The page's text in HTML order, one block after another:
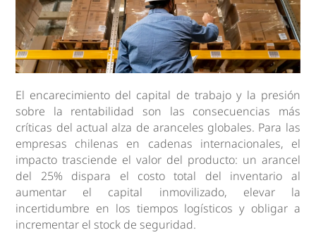
El encarecimiento del capital de trabajo y la presión
sobre la rentabilidad son las consecuencias más
críticas del actual alza de aranceles globales. Para las
empresas chilenas en cadenas internacionales, el
impacto trasciende el valor del producto: un arancel
del 25% dispara el costo total del inventario al
aumentar el capital inmovilizado, elevar la
incertidumbre en los tiempos logísticos y obligar a
incrementar el stock de seguridad.